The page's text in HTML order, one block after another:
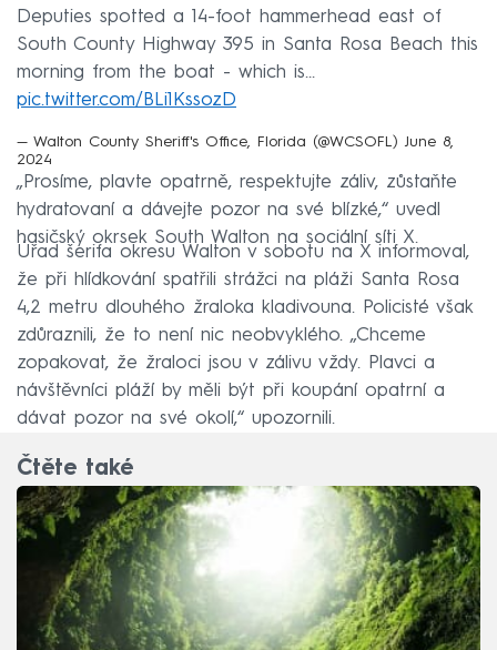
Deputies spotted a 14-foot hammerhead east of
South County Highway 395 in Santa Rosa Beach this
morning from the boat - which is…
pic.twitter.com/BLi1KssozD
— Walton County Sheriff's Office, Florida (@WCSOFL) June 8,
2024
„Prosíme, plavte opatrně, respektujte záliv, zůstaňte
hydratovaní a dávejte pozor na své blízké,“ uvedl
hasičský okrsek South Walton na sociální síti X.
Úřad šerifa okresu Walton v sobotu na X informoval,
že při hlídkování spatřili strážci na pláži Santa Rosa
4,2 metru dlouhého žraloka kladivouna. Policisté však
zdůraznili, že to není nic neobvyklého. „Chceme
zopakovat, že žraloci jsou v zálivu vždy. Plavci a
návštěvníci pláží by měli být při koupání opatrní a
dávat pozor na své okolí,“ upozornili.
Čtěte také